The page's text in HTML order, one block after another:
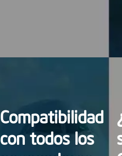
Compatibilidad
con todos los